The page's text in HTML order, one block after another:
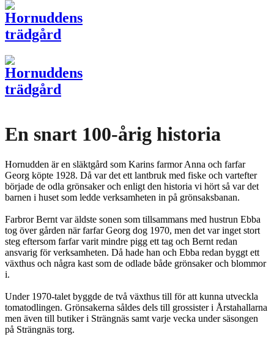
En snart 100-årig historia
Hornudden är en släktgård som Karins farmor Anna och farfar
Georg köpte 1928. Då var det ett lantbruk med fiske och vartefter
började de odla grönsaker och enligt den historia vi hört så var det
barnen i huset som ledde verksamheten in på grönsaksbanan.
Farbror Bernt var äldste sonen som tillsammans med hustrun Ebba
tog över gården när farfar Georg dog 1970, men det var inget stort
steg eftersom farfar varit mindre pigg ett tag och Bernt redan
ansvarig för verksamheten. Då hade han och Ebba redan byggt ett
växthus och några kast som de odlade både grönsaker och blommor
i.
Under 1970-talet byggde de två växthus till för att kunna utveckla
tomatodlingen. Grönsakerna såldes dels till grossister i Årstahallarna
men även till butiker i Strängnäs samt varje vecka under säsongen
på Strängnäs torg.